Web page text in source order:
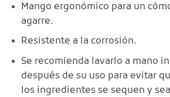
Mango ergonómico para un
agarre.
Resistente a la corrosión.
Se recomienda lavarlo a mano
después de su uso para evitar
los ingredientes se sequen y